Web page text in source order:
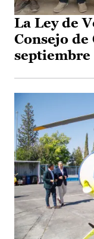
La Ley de
Consejo de
septiembre